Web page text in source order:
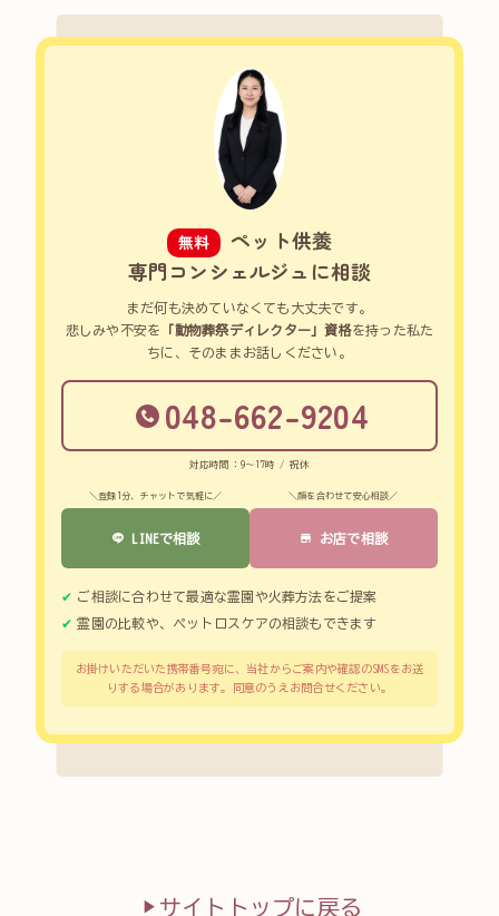
無料
ペット供養
専門コンシェルジュに相談
まだ何も決めていなくても大丈夫です。
悲しみや不安を
「動物葬祭ディレクター」資格を持った私た
ちに、そのままお話しください。
048-662-9204
対応時間：9～17時 / 祝休
＼登録1分、チャットで気軽に／
LINEで相談
＼顔を合わせて安心相談／
お店で相談
ご相談に合わせて最適な霊園や火葬方法をご提案
霊園の比較や、ペットロスケアの相談もできます
お掛けいただいた携帯番号宛に、当社からご案内や確認のSMSをお送
りする場合があります。同意のうえお問合せください。
サイトトップに戻る